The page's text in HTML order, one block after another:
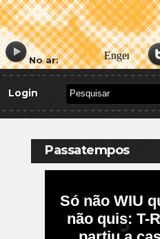
No ar:
Login
Passatempos